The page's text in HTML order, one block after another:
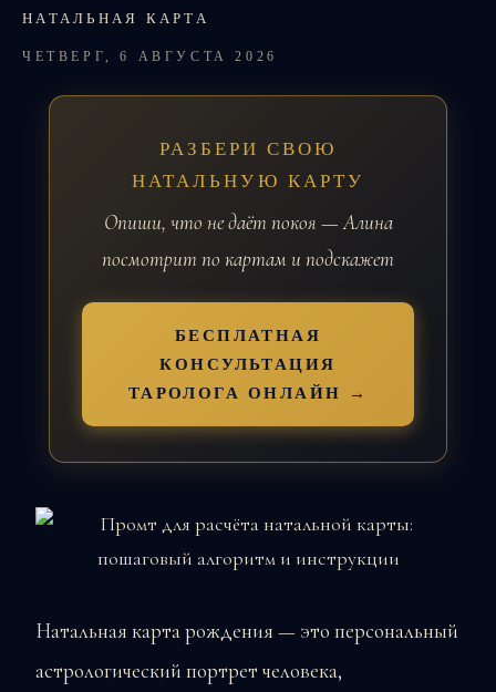
НАТАЛЬНАЯ КАРТА
ЧЕТВЕРГ, 6 АВГУСТА 2026
РАЗБЕРИ СВОЮ
НАТАЛЬНУЮ КАРТУ
Опиши, что не даёт покоя — Алина
посмотрит по картам и подскажет
БЕСПЛАТНАЯ
КОНСУЛЬТАЦИЯ
ТАРОЛОГА ОНЛАЙН →
Натальная карта рождения — это персональный
астрологический портрет человека,